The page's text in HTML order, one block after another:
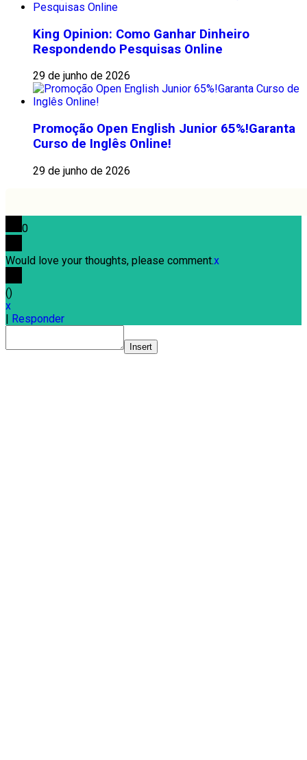
King Opinion: Como Ganhar Dinheiro
Respondendo Pesquisas Online
29 de junho de 2026
Promoção Open English Junior 65%!Garanta
Curso de Inglês Online!
29 de junho de 2026
0
Would love your thoughts, please comment.x
()
x
| Responder
Insert